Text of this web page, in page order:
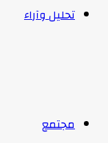
تحليل وآراء
مجتمع